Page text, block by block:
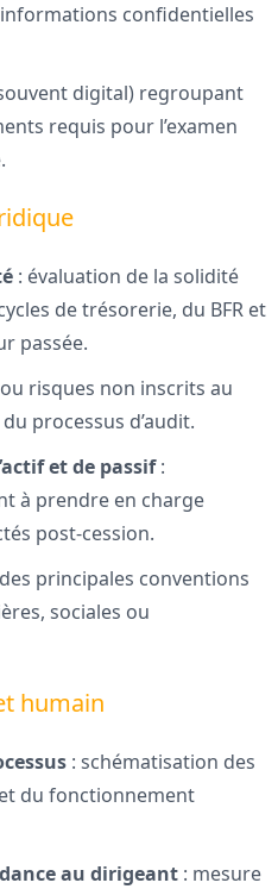
informations confidentielles
digital) regroupant
requis pour l’examen
: évaluation de la solidité
de trésorerie, du BFR et
passée.
risques non inscrits au
processus d’audit.
et de passif:
à prendre en charge
post-cession.
principales conventions
sociales ou
humain
: schématisation des
du fonctionnement
au dirigeant : mesure